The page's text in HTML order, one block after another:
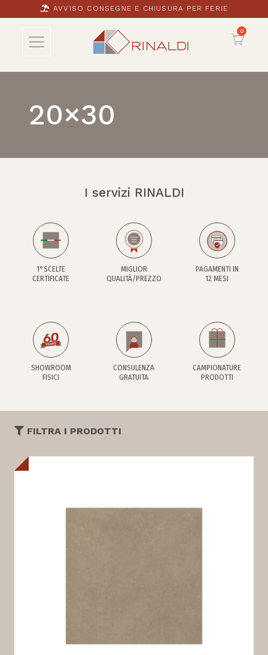
20×30
I servizi RINALDI
1°SCELTE
CERTIFICATE
MIGLIOR
QUALITÀ/PREZZO
PAGAMENTI IN
12 MESI
SHOWROOM
FISICI
CONSULENZA
GRATUITA
CAMPIONATURE
PRODOTTI
FILTRA I PRODOTTI
AVVISO CONSEGNE E CHIUSURA PER FERIE